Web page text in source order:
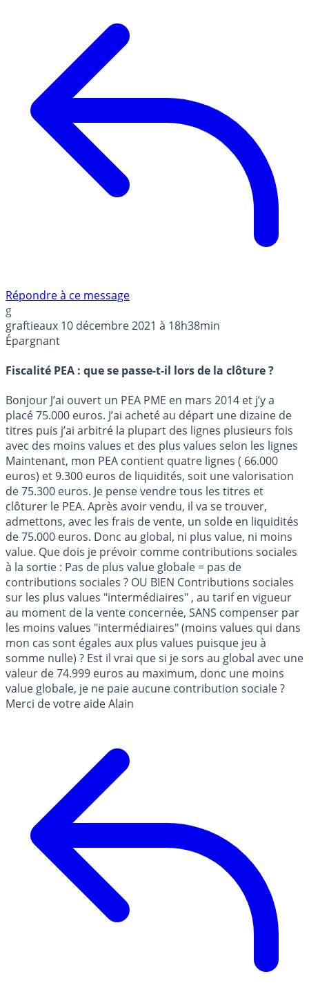
Répondre à ce message
g
graftieaux 10 décembre 2021 à 18h38min
Épargnant
Fiscalité PEA : que se passe-t-il lors de la clôture ?
Bonjour J’ai ouvert un PEA PME en mars 2014 et j’y a
placé 75.000 euros. J’ai acheté au départ une dizaine de
titres puis j’ai arbitré la plupart des lignes plusieurs fois
avec des moins values et des plus values selon les lignes
Maintenant, mon PEA contient quatre lignes ( 66.000
euros) et 9.300 euros de liquidités, soit une valorisation
de 75.300 euros. Je pense vendre tous les titres et
clôturer le PEA. Après avoir vendu, il va se trouver,
admettons, avec les frais de vente, un solde en liquidités
de 75.000 euros. Donc au global, ni plus value, ni moins
value. Que dois je prévoir comme contributions sociales
à la sortie : Pas de plus value globale = pas de
contributions sociales ? OU BIEN Contributions sociales
sur les plus values "intermédiaires" , au tarif en vigueur
au moment de la vente concernée, SANS compenser par
les moins values "intermédiaires" (moins values qui dans
mon cas sont égales aux plus values puisque jeu à
somme nulle) ? Est il vrai que si je sors au global avec une
valeur de 74.999 euros au maximum, donc une moins
value globale, je ne paie aucune contribution sociale ?
Merci de votre aide Alain